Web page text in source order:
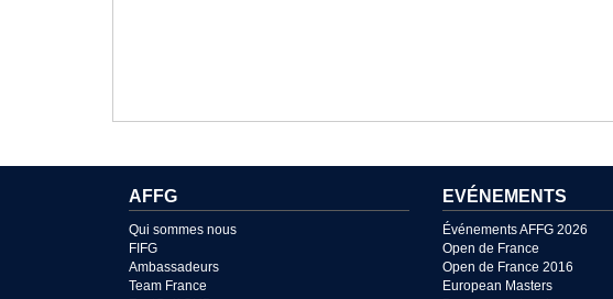
AFFG
Qui sommes nous
FIFG
Ambassadeurs
Team France
EVÉNEMENTS
Événements AFFG 2026
Open de France
Open de France 2016
European Masters